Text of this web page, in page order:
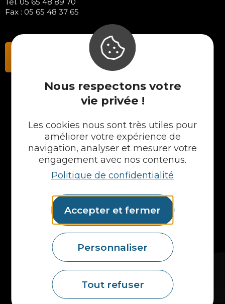
Nous respectons votre
vie privée !
Les cookies nous sont très utiles pour
améliorer votre expérience de
navigation, analyser et mesurer votre
engagement avec nos contenus.
Politique de confidentialité
Accepter et fermer
Personnaliser
Tout refuser
Fax : 05 65 48 37 65
Contactez-nous
Plans en Stratifié
Plans en Compact
Crédences
Cuves
Portes et façades
Formes spéciales
Etagères
Accessoires
Mural
MAIS AUSSI...
Fidelem
Nos produits
Nos coloris